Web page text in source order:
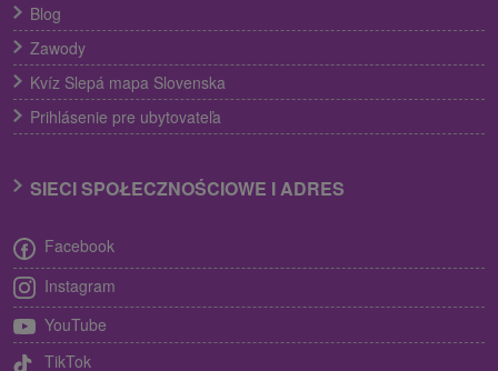
Blog
Zawody
Kvíz Slepá mapa Slovenska
Prihlásenie pre ubytovateľa
SIECI SPOŁECZNOŚCIOWE I ADRES
Facebook
Instagram
YouTube
TikTok